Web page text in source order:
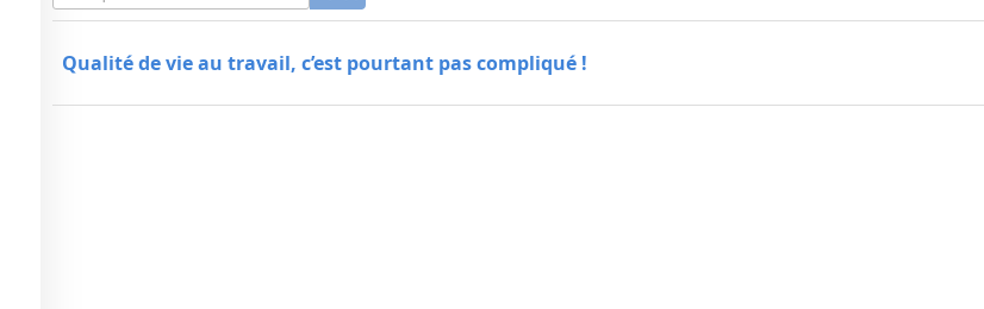
Qualité de vie au travail, c’est pourtant pas compliqué !